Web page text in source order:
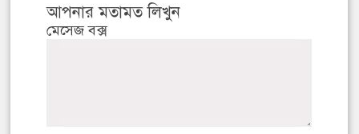
আপনার মতামত লিখুন
মেসেজ বক্স